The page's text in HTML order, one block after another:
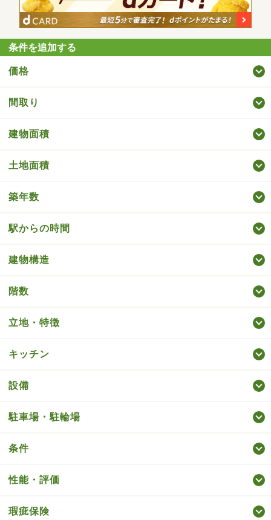
条件を追加する
価格
間取り
建物面積
土地面積
築年数
駅からの時間
建物構造
階数
立地・特徴
キッチン
設備
駐車場・駐輪場
条件
性能・評価
瑕疵保険